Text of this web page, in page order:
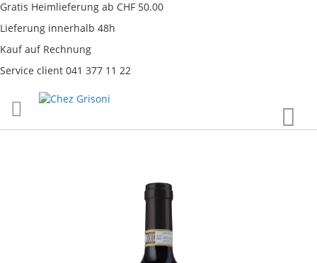
Gratis Heimlieferung ab CHF 50.00
Lieferung innerhalb 48h
Kauf auf Rechnung
Service client 041 377 11 22
Inhalt